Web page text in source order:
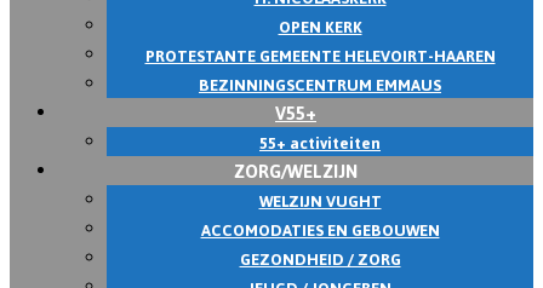
OPEN KERK
PROTESTANTE GEMEENTE HELEVOIRT-HAAREN
BEZINNINGSCENTRUM EMMAUS
V55+
55+ activiteiten
ZORG/WELZIJN
WELZIJN VUGHT
ACCOMODATIES EN GEBOUWEN
GEZONDHEID / ZORG